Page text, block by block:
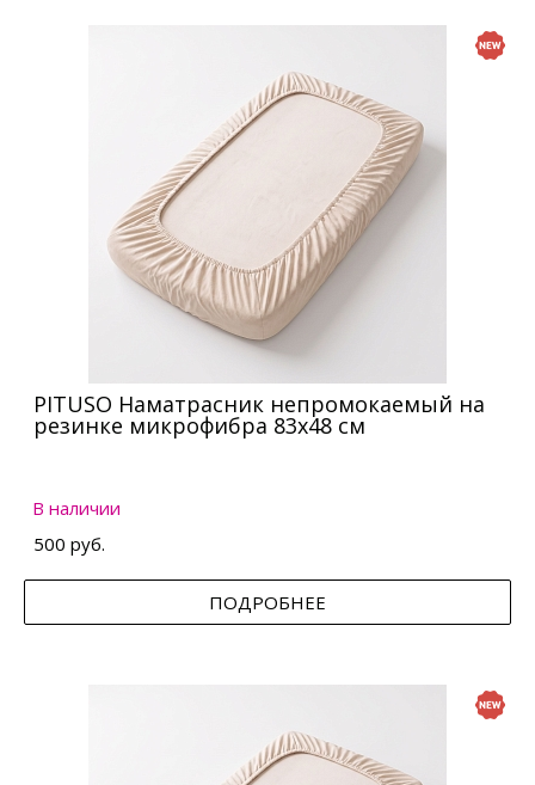
PITUSO Наматрасник непромокаемый на
резинке микрофибра 83х48 см
В наличии
500 руб.
ПОДРОБНЕЕ